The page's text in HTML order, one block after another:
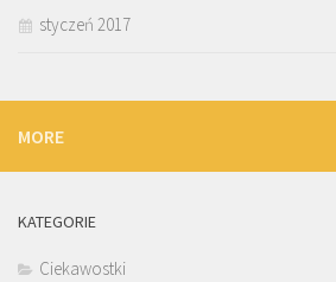
styczeń 2017
MORE
KATEGORIE
Ciekawostki